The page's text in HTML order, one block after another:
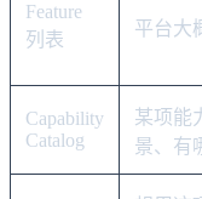
Feature
列表
平台大
Capability
Catalog
某项能
景、有